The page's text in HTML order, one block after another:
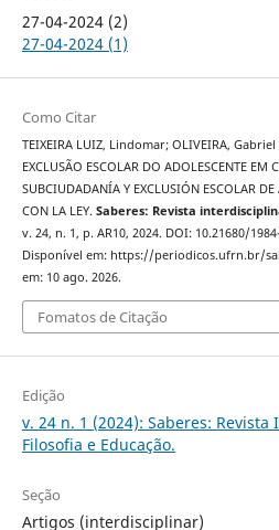
27-04-2024 (2)
27-04-2024 (1)
Como Citar
TEIXEIRA LUIZ, Lindomar; OLIVEIRA,
EXCLUSÃO ESCOLAR DO ADOLESCENTE EM
SUBCIUDADANÍA Y EXCLUSIÓN ESCOLAR
CON LA LEY. Saberes: Revista
v. 24, n. 1, p. AR10, 2024. DOI: 10.21680/
Disponível em: https://periodicos.ufrn.br/
em: 10 ago. 2026.
Fomatos de Citação
Edição
v. 24 n. 1 (2024): Saberes:
Filosofia e Educação.
Seção
Artigos (interdisciplinar)